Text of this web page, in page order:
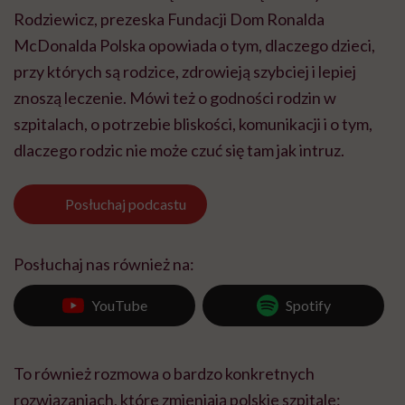
Rodziewicz, prezeska Fundacji Dom Ronalda
McDonalda Polska opowiada o tym, dlaczego dzieci,
przy których są rodzice, zdrowieją szybciej i lepiej
znoszą leczenie. Mówi też o godności rodzin w
szpitalach, o potrzebie bliskości, komunikacji i o tym,
dlaczego rodzic nie może czuć się tam jak intruz.
Posłuchaj podcastu
Posłuchaj nas również na:
YouTube Spotify
To również rozmowa o bardzo konkretnych
rozwiązaniach, które zmieniają polskie szpitale: